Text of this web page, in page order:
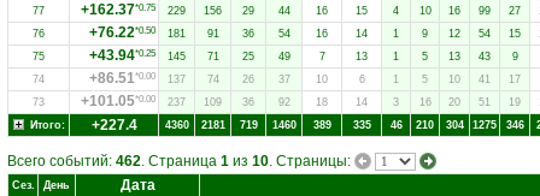
77
+162.37*0.75 229 156 29 44 16 15 4 10 16 99 27
76
+76.22*0.50 181 91 36 54 16 14 1 9 12 54 15
75
+43.94*0.25 145 71 25 49 7 13 1 5 13 43
9
74
+86.51*0.00 137 74 26 37 10 6 1 5 10 41
17
73
+101.05*0.00 237 109 36 92 18 14 3 16 20 51 19
Итого:
+227.4 4360 2181 719 1460 389 335 46 210 304 1275 346
Всего событий: 462. Страница 1 из 10. Страницы:
Сез. День Дата